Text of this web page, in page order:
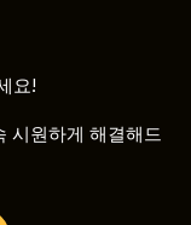
요!
시원하게 해결해드